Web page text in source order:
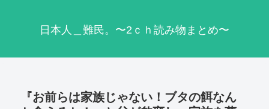
日本人＿難民。〜2ｃｈ読み物まとめ〜
『お前らは家族じゃない！ブタの餌なん